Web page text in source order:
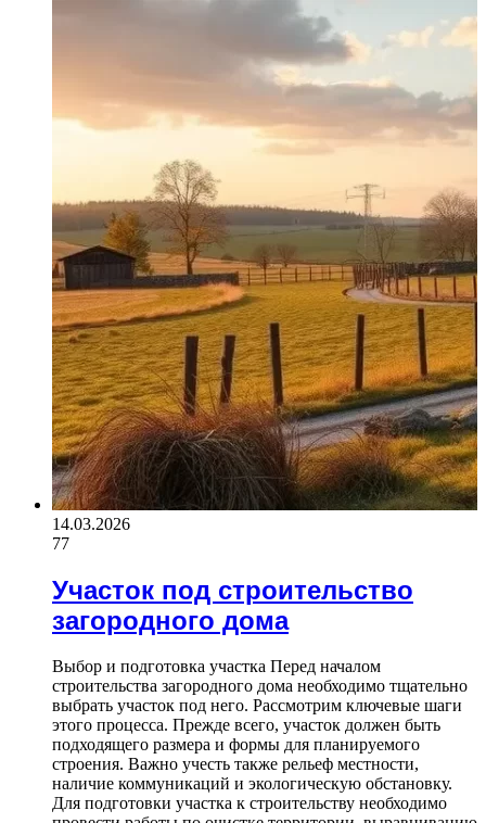
14.03.2026
77
Участок под строительство
загородного дома
Выбор и подготовка участка Перед началом
строительства загородного дома необходимо тщательно
выбрать участок под него. Рассмотрим ключевые шаги
этого процесса. Прежде всего, участок должен быть
подходящего размера и формы для планируемого
строения. Важно учесть также рельеф местности,
наличие коммуникаций и экологическую обстановку.
Для подготовки участка к строительству необходимо